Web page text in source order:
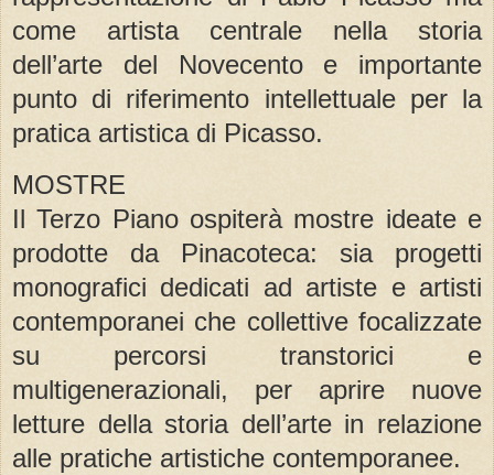
come artista centrale nella storia
dell’arte del Novecento e importante
punto di riferimento intellettuale per la
pratica artistica di Picasso.
MOSTRE
Il Terzo Piano ospiterà mostre ideate e
prodotte da Pinacoteca: sia progetti
monografici dedicati ad artiste e artisti
contemporanei che collettive focalizzate
su percorsi transtorici e
multigenerazionali, per aprire nuove
letture della storia dell’arte in relazione
alle pratiche artistiche contemporanee.